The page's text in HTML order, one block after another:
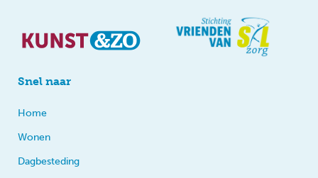
Snel naar
Home
Wonen
Dagbesteding